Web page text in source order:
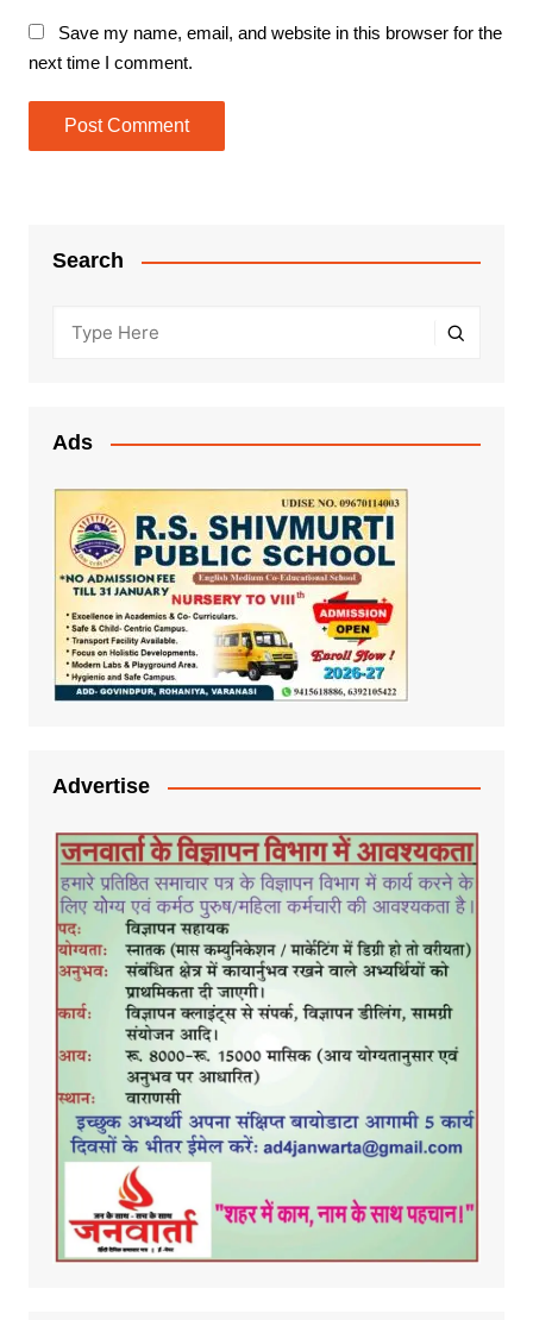
Save my name, email, and website in this browser for the
next time I comment.
Search
Ads
Advertise